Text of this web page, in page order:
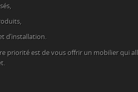
d’installation.
priorité est de vous offrir un mobilier qui